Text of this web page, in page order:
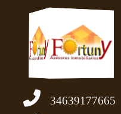
34639177665